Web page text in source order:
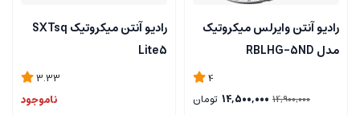
رادیو آنتن وایرلس میکروتیک
مدل RBLHG-5ND
14,900,000
14,500,000 تومان
رادیو آنتن میکروتیک SXTsq
Lite5
3.33
ناموجود